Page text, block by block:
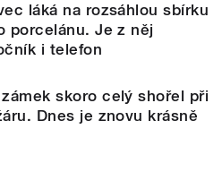
láká na rozsáhlou sbírku
porcelánu. Je z něj
i telefon
skoro celý shořel při
Dnes je znovu krásně